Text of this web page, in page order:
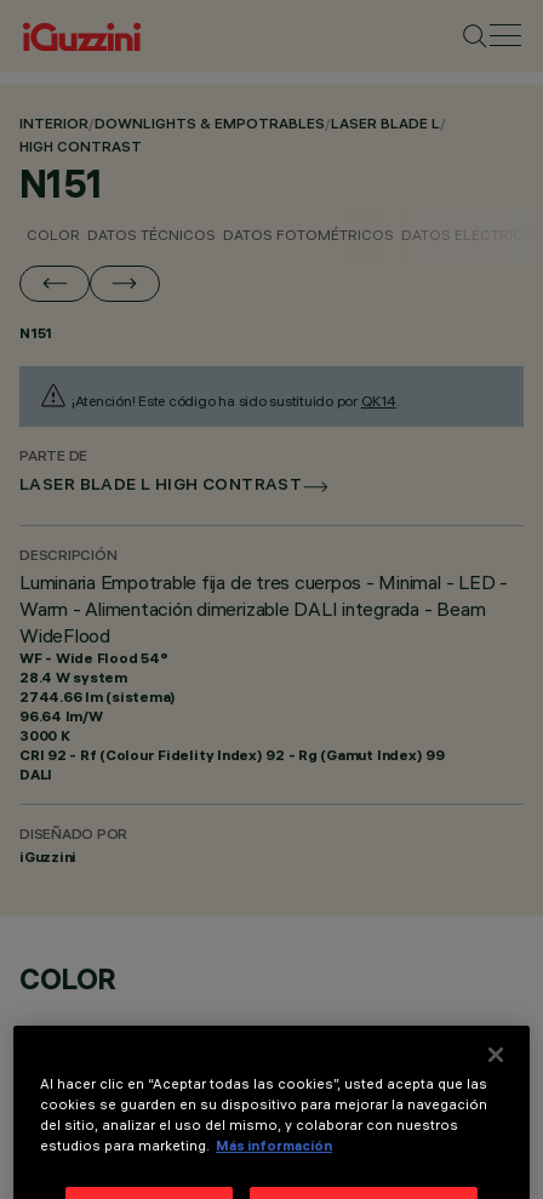
INTERIOR/DOWNLIGHTS & EMPOTRABLES/LASER BLADE L/
HIGH CONTRAST
N151
COLOR DATOS TÉCNICOS DATOS FOTOMÉTRICOS DATOS
N151
¡Atención! Este código ha sido sustituido por QK14.
PARTE DE
LASER BLADE L HIGH CONTRAST
DESCRIPCIÓN
Luminaria Empotrable fija de tres cuerpos - Minimal - LED -
Warm - Alimentación dimerizable DALI integrada - Beam
WideFlood
WF - Wide Flood 54°
28.4 W system
2744.66 lm (sistema)
96.64 lm/W
3000 K
CRI 92 - Rf (Colour Fidelity Index) 92 - Rg (Gamut Index) 99
DALI
DISEÑADO POR
iGuzzini
COLOR
DATOS TÉCNICOS
ÚLTIMA ACTUALIZACIÓN: 01/08/2026
Al hacer clic en “Aceptar todas las cookies”, usted acepta que las
cookies se guarden en su dispositivo para mejorar la navegación
del sitio, analizar el uso del mismo, y colaborar con nuestros
estudios para marketing.
Más información